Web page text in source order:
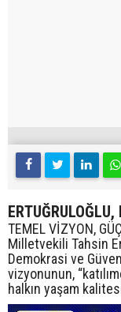
TEMEL VİZYON,
Milletvekili Tahsin
Demokrasi ve
vizyonunun,
halkın yaşam